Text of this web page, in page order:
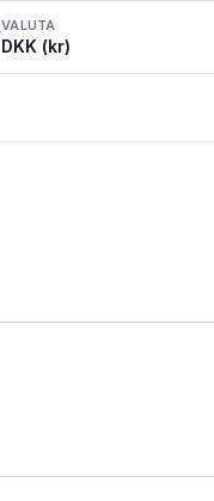
VALUTA
DKK (kr)